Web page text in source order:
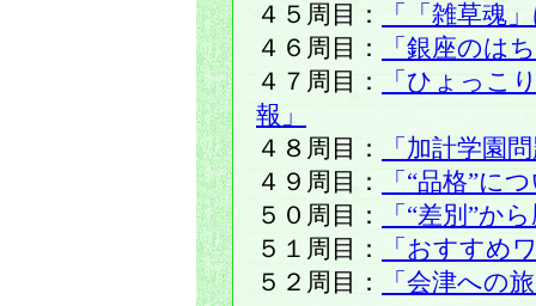
４５周目：
「「雑草魂
４６周目：
「銀座のは
４７周目：
「ひょっこ
報」
４８周目：
「加計学園
４９周目：
「“品格”に
５０周目：
「“差別”か
５１周目：
「おすすめ
５２周目：
「会津への